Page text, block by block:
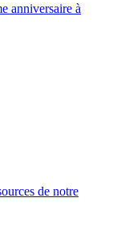
anniversaire à
de notre